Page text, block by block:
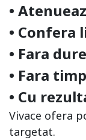
•
•
• Fara
• Fara
• Cu
Vivace ofera
targetat.